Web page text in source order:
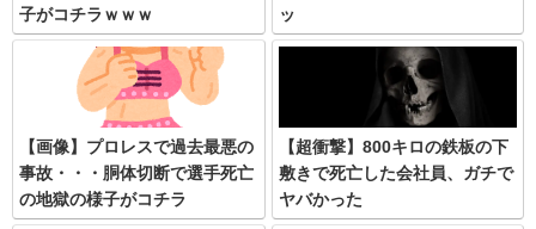
子がコチラｗｗｗ
ッ
【画像】プロレスで過去最悪の
事故・・・胴体切断で選手死亡
の地獄の様子がコチラ
【超衝撃】800キロの鉄板の下
敷きで死亡した会社員、ガチで
ヤバかった